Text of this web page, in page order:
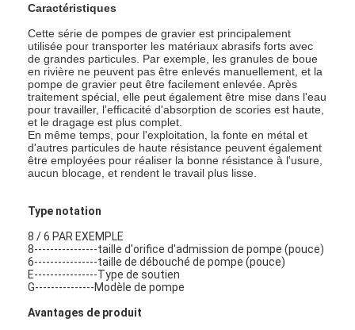
Caractéristiques
Cette série de pompes de gravier est principalement
utilisée pour transporter les matériaux abrasifs forts avec
de grandes particules. Par exemple, les granules de boue
en rivière ne peuvent pas être enlevés manuellement, et la
pompe de gravier peut être facilement enlevée. Après
traitement spécial, elle peut également être mise dans l'eau
pour travailler, l'efficacité d'absorption de scories est haute,
et le dragage est plus complet.
En même temps, pour l'exploitation, la fonte en métal et
d'autres particules de haute résistance peuvent également
être employées pour réaliser la bonne résistance à l'usure,
aucun blocage, et rendent le travail plus lisse.
Type notation
8 / 6 PAR EXEMPLE
8----------------taille d'orifice d'admission de pompe (pouce)
6----------------taille de débouché de pompe (pouce)
E----------------Type de soutien
G---------------Modèle de pompe
Avantages de produit